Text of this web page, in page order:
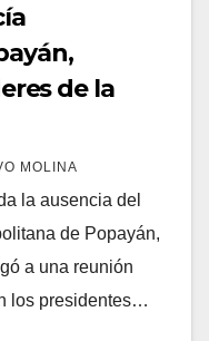
de la
MOLINA
la ausencia del
de Popayán,
a una reunión
los presidentes…